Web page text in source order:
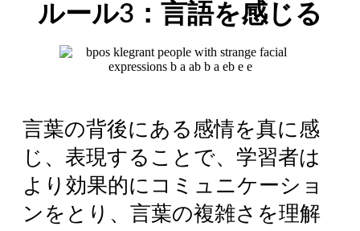
ルール3：言語を感じる
言葉の背後にある感情を真に感
じ、表現することで、学習者は
より効果的にコミュニケーショ
ンをとり、言葉の複雑さを理解